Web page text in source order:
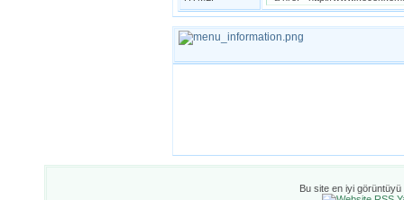
Bu site en iyi görüntüyü